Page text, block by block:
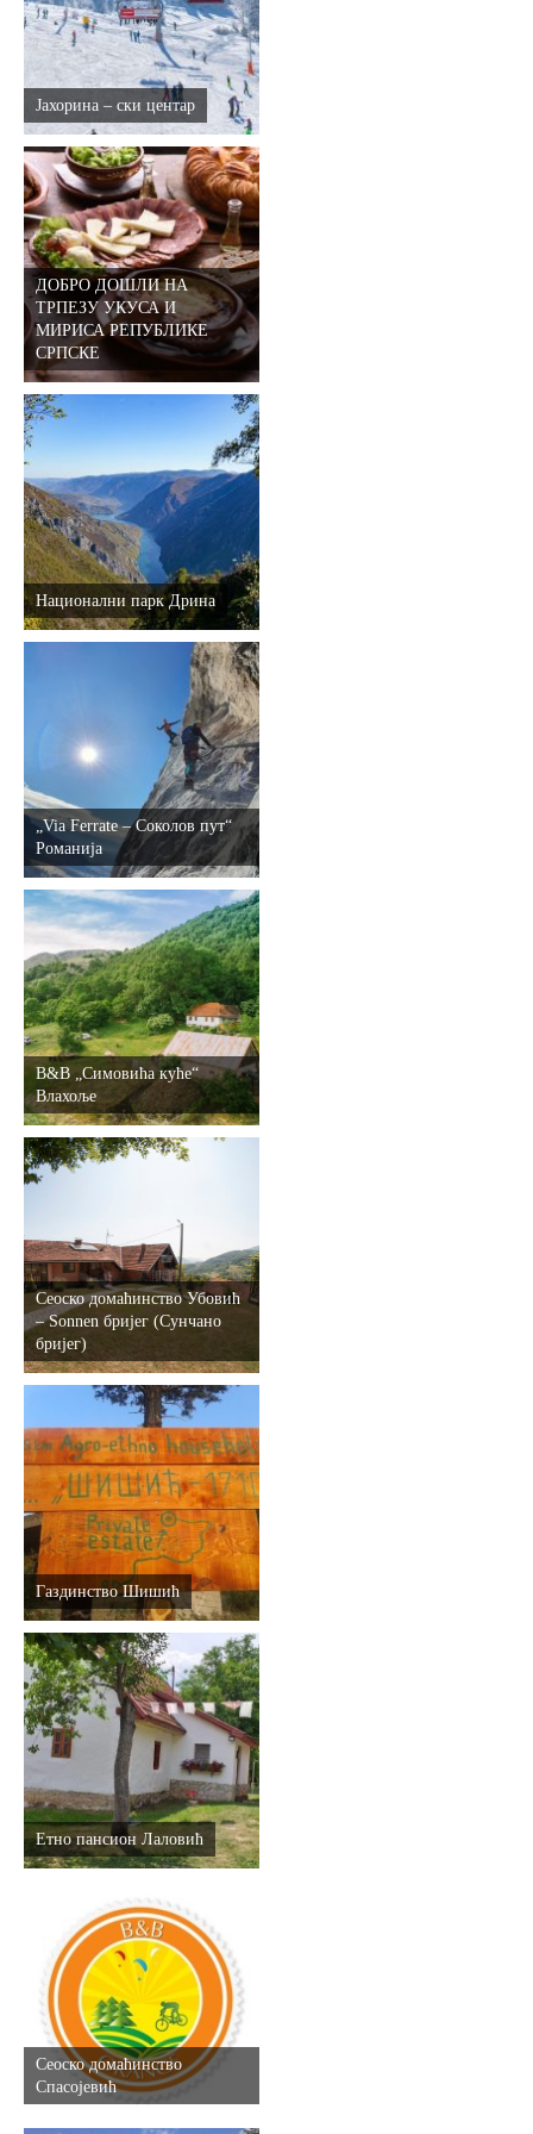
E-Brochure
Откриј Српску
Јахорина – ски центар
ДОБРО ДОШЛИ НА
ТРПЕЗУ УКУСА И
МИРИСА РЕПУБЛИКЕ
СРПСКE
Национални парк Дрина
„Via Ferrate – Соколов пут“
Романија
В&B „Симовића куће“
Влахоље
Сеоско домаћинство Убовић
– Sonnen бријег (Сунчано
бријег)
Газдинство Шишић
Етно пансион Лаловић
Сеоско домаћинство
Спасојевић